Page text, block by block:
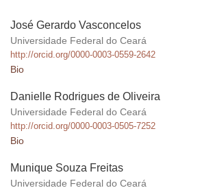
José Gerardo Vasconcelos
Universidade Federal do Ceará
http://orcid.org/0000-0003-0559-2642
Bio
Danielle Rodrigues de Oliveira
Universidade Federal do Ceará
http://orcid.org/0000-0003-0505-7252
Bio
Munique Souza Freitas
Universidade Federal do Ceará